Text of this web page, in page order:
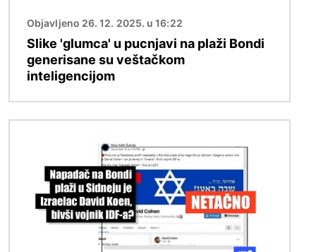
Objavljeno 26. 12. 2025. u 16:22
Slike 'glumca' u pucnjavi na plaži Bondi
generisane su veštačkom
inteligencijom